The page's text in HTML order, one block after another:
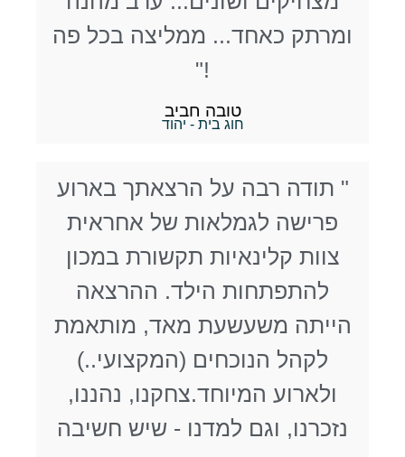
ומרתק כאחד... ממליצה בכל פה
!"
טובה חביב
חוג בית - יהוד
" תודה רבה על הרצאתך בארוע
פרישה לגמלאות של אחראית
צוות קלינאיות תקשורת במכון
להתפתחות הילד. ההרצאה
הייתה משעשעת מאד, מותאמת
לקהל הנוכחים (המקצועי..)
ולארוע המיוחד.צחקנו, נהננו,
נזכרנו, וגם למדנו - שיש חשיבה